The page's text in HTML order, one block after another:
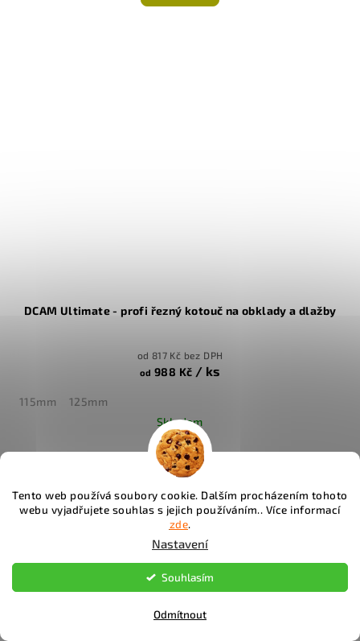
Tento web používá soubory cookie. Dalším procházením tohoto
webu vyjadřujete souhlas s jejich používáním.. Více informací
zde.
Nastavení
Odmítnout
Souhlasím
DCAM Ultimate - profi řezný kotouč na obklady a dlažby
od 817 Kč bez DPH
od 988 Kč / ks
115mm
125mm
Skladem
Průměrné
hodnocení
produktu
je
5,0
z
5
hvězdiček.